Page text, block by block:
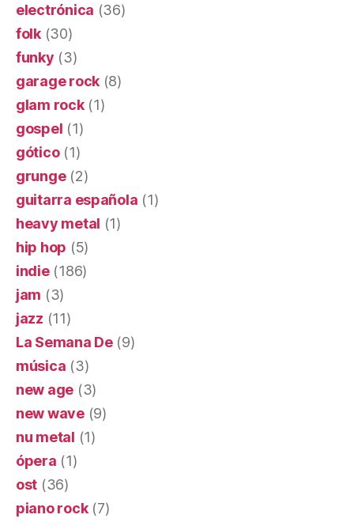
electrónica (36)
folk(30)
funky (3)
garage rock (8)
glam rock(1)
gospel (1)
gótico(1)
grunge(2)
guitarra española (1)
heavy metal (1)
hip hop (5)
indie(186)
jam (3)
jazz (11)
La Semana De(9)
música (3)
new age (3)
new wave(9)
nu metal (1)
ópera (1)
ost (36)
piano rock(7)